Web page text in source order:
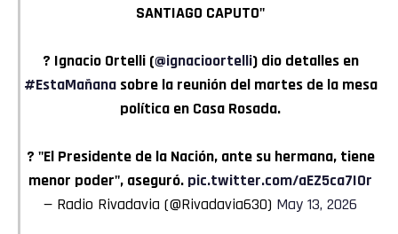
SANTIAGO CAPUTO"
? Ignacio Ortelli (@ignacioortelli) dio detalles en
#EstaMañanasobre la reunión del martes de la mesa
política en Casa Rosada.
? "El Presidente de la Nación, ante su hermana, tiene
menor poder", aseguró. pic.twitter.com/aEZ5ca7I0r
— Radio Rivadavia (@Rivadavia630) May 13, 2026